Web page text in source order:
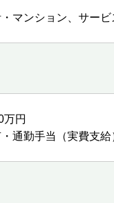
マンション、サー
万円
通勤手当（実費支給